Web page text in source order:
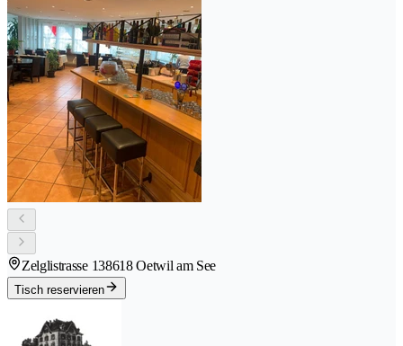
Zelglistrasse 138618 Oetwil am See
Tisch reservieren